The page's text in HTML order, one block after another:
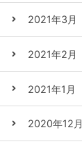
2021年3月
2021年2月
2021年1月
2020年12月